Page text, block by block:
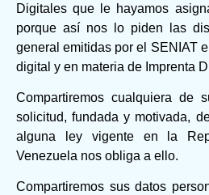
Digitales que le hayamos
porque así nos lo piden las
general emitidas por el SENIAT
digital y en materia de Imprenta
Compartiremos cualquiera de
solicitud, fundada y motivada,
alguna ley vigente en la
Venezuela nos obliga a ello.
Compartiremos sus datos